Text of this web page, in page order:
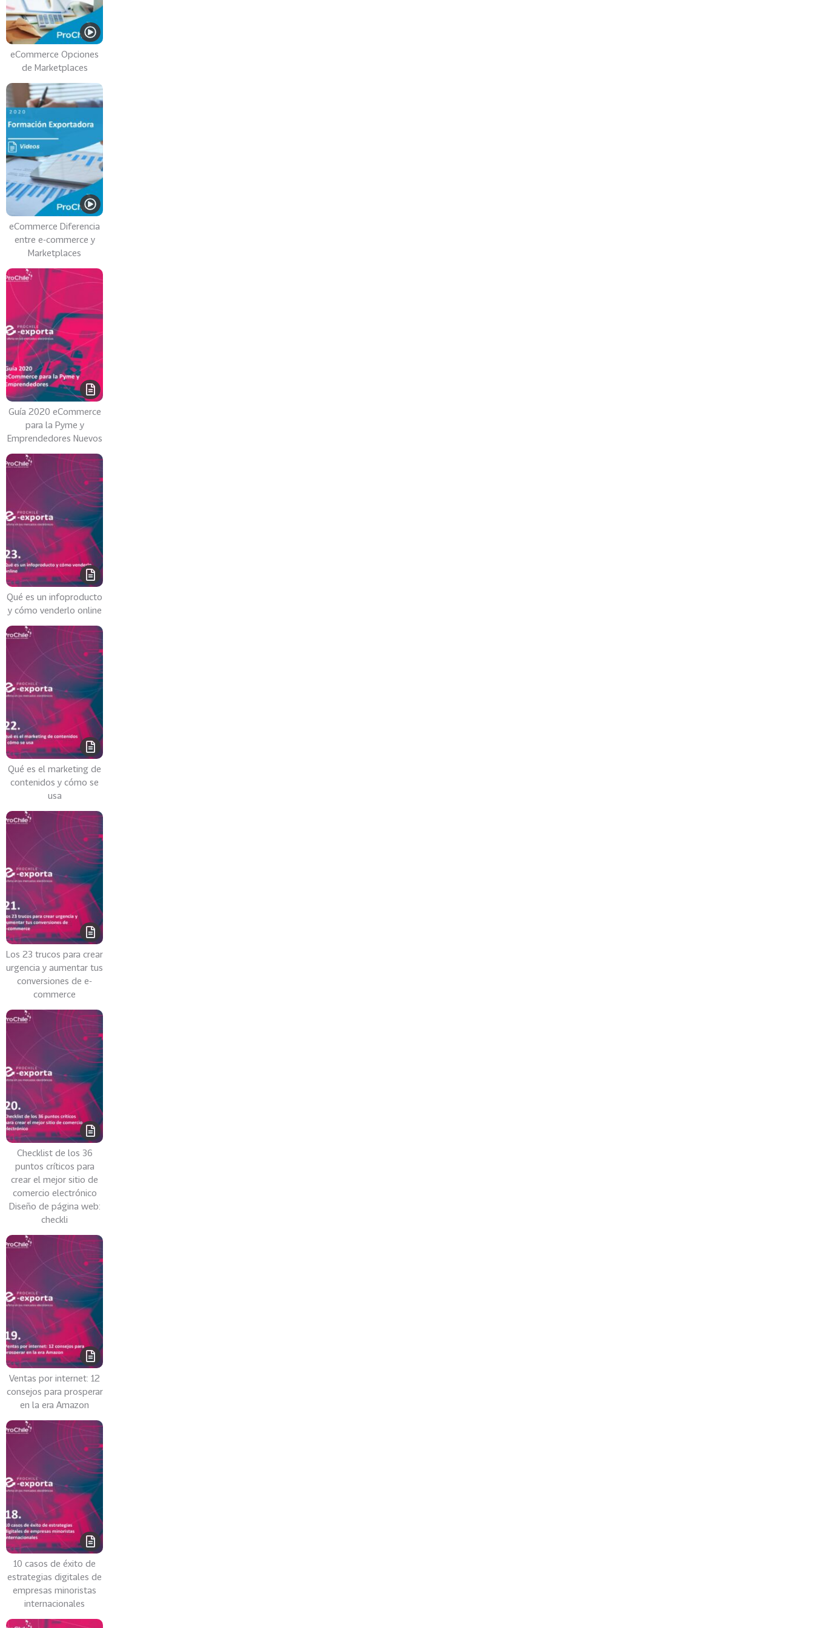
0
2
2
VER
MÁS
Sectores
T
o
d
o
s
o
s
e
o
r
e
A
g
r
a
l
i
n
t
o
s
96
S
e
r
i
o
s
69
I
n
d
u
s
t
i
n
d
s
t
r
i
a
s
r
i
a
s
VER
MÁS
Zonas
Geográficas
T
s
a
s
Z
o
n
G
r
f
i
c
a
s
A
m
é
eCommerce Opciones
de Marketplaces
eCommerce Diferencia
entre e-commerce y
Marketplaces
Guía 2020 eCommerce
para la Pyme y
Emprendedores Nuevos
Qué es un infoproducto
y cómo venderlo online
Qué es el marketing de
contenidos y cómo se
usa
Los 23 trucos para crear
urgencia y aumentar tus
conversiones de e-
commerce
Checklist de los 36
puntos críticos para
crear el mejor sitio de
comercio electrónico
Diseño de página web:
checkli
Ventas por internet: 12
consejos para prosperar
en la era Amazon
10 casos de éxito de
estrategias digitales de
empresas minoristas
internacionales